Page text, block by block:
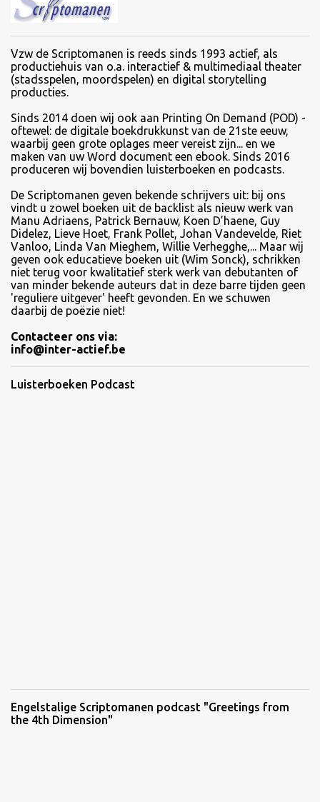
Vzw de Scriptomanen is reeds sinds 1993 actief, als
productiehuis van o.a. interactief & multimediaal theater
(stadsspelen, moordspelen) en digital storytelling
producties.
Sinds 2014 doen wij ook aan Printing On Demand (POD) -
oftewel: de digitale boekdrukkunst van de 21ste eeuw,
waarbij geen grote oplages meer vereist zijn... en we
maken van uw Word document een ebook. Sinds 2016
produceren wij bovendien luisterboeken en podcasts.
De Scriptomanen geven bekende schrijvers uit: bij ons
vindt u zowel boeken uit de backlist als nieuw werk van
Manu Adriaens, Patrick Bernauw, Koen D’haene, Guy
Didelez, Lieve Hoet, Frank Pollet, Johan Vandevelde, Riet
Vanloo, Linda Van Mieghem, Willie Verhegghe,... Maar wij
geven ook educatieve boeken uit (Wim Sonck), schrikken
niet terug voor kwalitatief sterk werk van debutanten of
van minder bekende auteurs dat in deze barre tijden geen
'reguliere uitgever' heeft gevonden. En we schuwen
daarbij de poëzie niet!
Contacteer ons via:
info@inter-actief.be
Luisterboeken Podcast
Engelstalige Scriptomanen podcast "Greetings from
the 4th Dimension"